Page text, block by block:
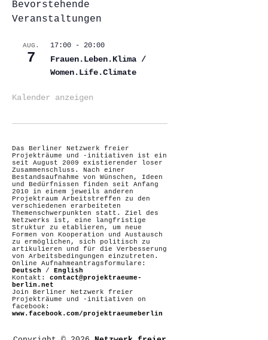
Bevorstehende
Veranstaltungen
AUG.
7
17:00 - 20:00
Frauen.Leben.Klima /
Women.Life.Climate
Kalender anzeigen
Das Berliner Netzwerk freier
Projekträume und -initiativen ist ein
seit August 2009 existierender loser
Zusammenschluss. Nach einer
Bestandsaufnahme von Wünschen, Ideen
und Bedürfnissen finden seit Anfang
2010 in einem jeweils anderen
Projektraum Arbeitstreffen zu den
verschiedenen erarbeiteten
Themenschwerpunkten statt. Ziel des
Netzwerks ist, eine langfristige
Struktur zu etablieren, um neue
Formen von Kooperation und Austausch
zu ermöglichen, sich politisch zu
artikulieren und für die Verbesserung
von Arbeitsbedingungen einzutreten.
Online Aufnahmeantragsformulare:
Deutsch / English
Kontakt: contact@projektraeume-
berlin.net
Join Berliner Netzwerk freier
Projekträume und -initiativen on
facebook:
www.facebook.com/projektraeumeberlin